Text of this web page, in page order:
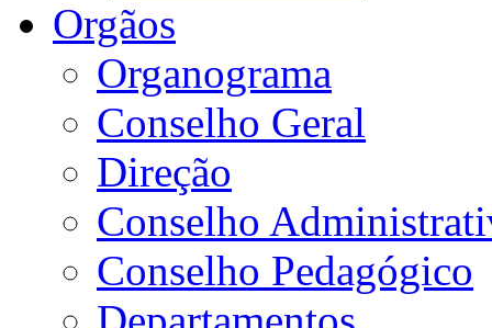
Orgãos
Organograma
Conselho Geral
Direção
Conselho
Conselho Pedagógico